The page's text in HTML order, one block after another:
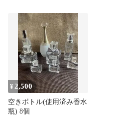
¥ 2,500
空きボトル(使用済み香水
瓶) 8個